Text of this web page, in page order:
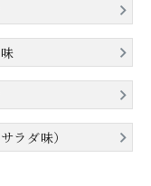
ラダ味）